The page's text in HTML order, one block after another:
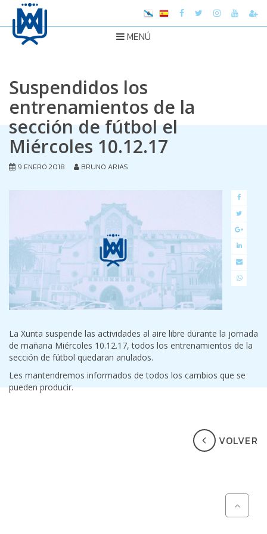
MENÚ
Suspendidos los
entrenamientos de la
sección de fútbol el
Miércoles 10.12.17
9 ENERO 2018 BRUNO ARIAS
La Xunta suspende las actividades al aire libre durante la jornada
de mañana Miércoles 10.12.17, todos los entrenamientos de la
sección de fútbol quedaran anulados.
Les mantendremos informados de todos los cambios que se
pueden producir.
VOLVER